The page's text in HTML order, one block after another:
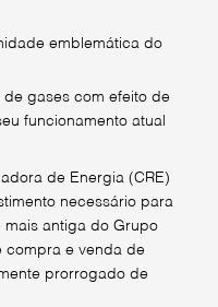
emblemática do
gases com efeito de
funcionamento atual
de Energia (CRE)
necessário para
antiga do Grupo
compra e venda de
prorrogado de